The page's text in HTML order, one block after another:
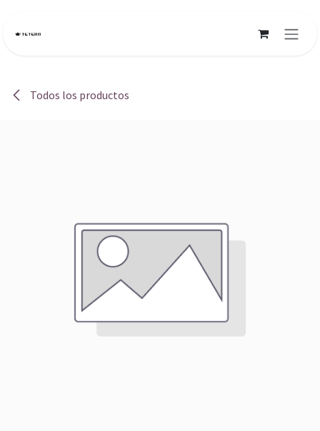
Todos los productos